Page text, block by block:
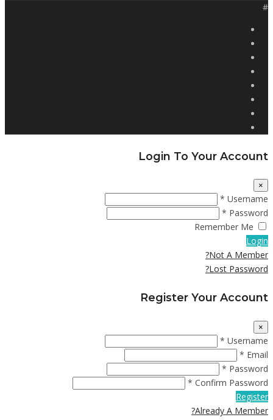
#
Login To Your Account
×
Username *
Password *
Remember Me
Login
Not A Member?
Lost Password?
Register Your Account
×
Username *
Email *
Password *
Confirm Password *
Register
Already A Member?